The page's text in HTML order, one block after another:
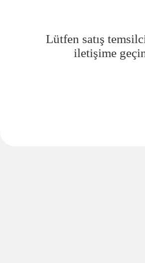
Lütfen satış
iletişime